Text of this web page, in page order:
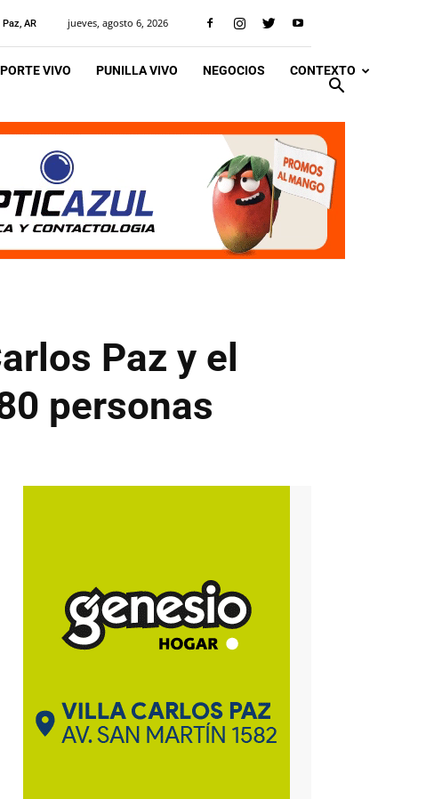
AR jueves, agosto 6, 2026
VIVO PUNILLA VIVO NEGOCIOS CONTEXTO
Paz y el
personas